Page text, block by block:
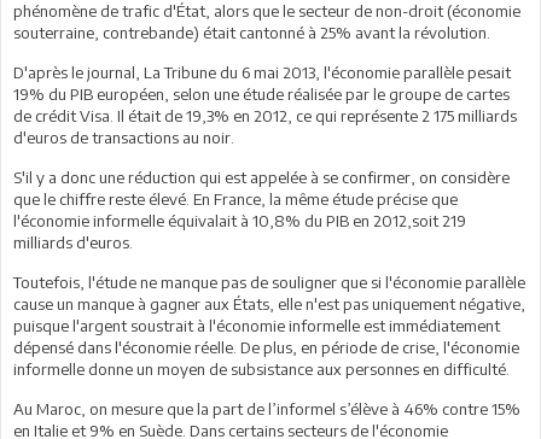
phénomène de trafic d'État, alors que le secteur de non-droit (économie
souterraine, contrebande) était cantonné à 25% avant la révolution.
D'après le journal, La Tribune du 6 mai 2013, l'économie parallèle pesait
19% du PIB européen, selon une étude réalisée par le groupe de cartes
de crédit Visa. Il était de 19,3% en 2012, ce qui représente 2 175 milliards
d'euros de transactions au noir.
S'il y a donc une réduction qui est appelée à se confirmer, on considère
que le chiffre reste élevé. En France, la même étude précise que
l'économie informelle équivalait à 10,8% du PIB en 2012,soit 219
milliards d'euros.
Toutefois, l'étude ne manque pas de souligner que si l'économie parallèle
cause un manque à gagner aux États, elle n'est pas uniquement négative,
puisque l'argent soustrait à l'économie informelle est immédiatement
dépensé dans l'économie réelle. De plus, en période de crise, l'économie
informelle donne un moyen de subsistance aux personnes en difficulté.
Au Maroc, on mesure que la part de l’informel s’élève à 46% contre 15%
en Italie et 9% en Suède. Dans certains secteurs de l'économie